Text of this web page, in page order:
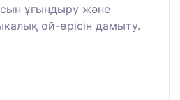
ұғындыру және
ой-өрісін дамыту.